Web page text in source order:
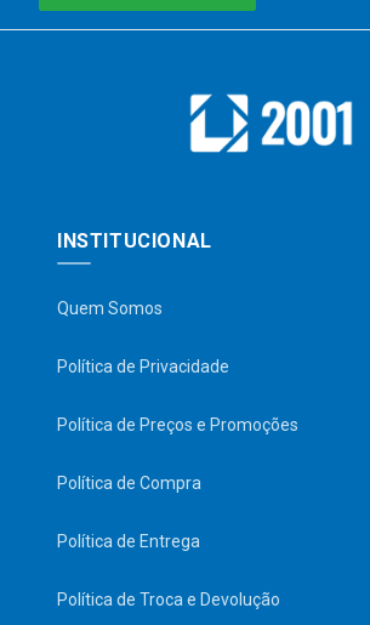
INSTITUCIONAL
Quem Somos
Política de Privacidade
Política de Preços e Promoções
Política de Compra
Política de Entrega
Política de Troca e Devolução